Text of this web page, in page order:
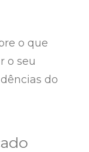
o que
o seu
do